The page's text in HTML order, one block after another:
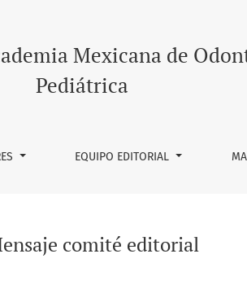
Mexicana de
Pediátrica
EQUIPO EDITORIAL
comité editorial